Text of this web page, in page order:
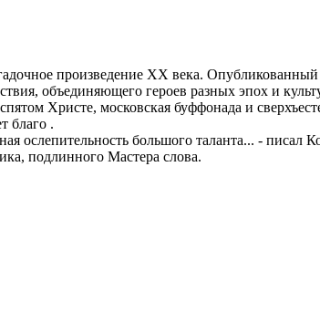
произведение XX века. Опубликованный
объединяющего героев разных эпох и
Христе, московская буффонада и
благо .
ослепительность большого таланта... -
подлинного Мастера слова.